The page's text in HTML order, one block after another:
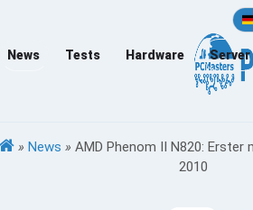
News Tests Hardware Server
» News » AMD Phenom II N820: Erster
2010